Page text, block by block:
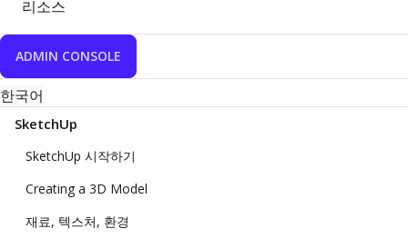
리소스
ADMIN CONSOLE
한국어
SketchUp
SketchUp 시작하기
Creating a 3D Model
재료, 텍스처, 환경